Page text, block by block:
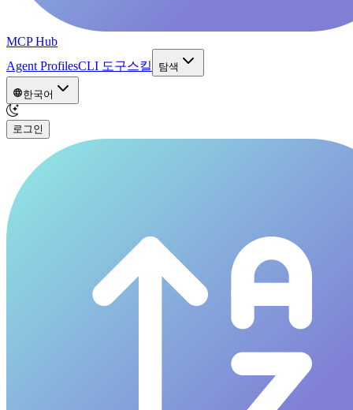
MCP Hub
Agent ProfilesCLI 도구스킬 탐색
한국어
로그인